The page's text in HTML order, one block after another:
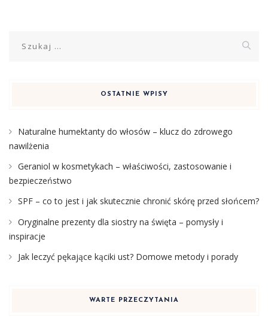
OSTATNIE WPISY
Naturalne humektanty do włosów – klucz do zdrowego
nawilżenia
Geraniol w kosmetykach – właściwości, zastosowanie i
bezpieczeństwo
SPF – co to jest i jak skutecznie chronić skórę przed słońcem?
Oryginalne prezenty dla siostry na święta – pomysły i
inspiracje
Jak leczyć pękające kąciki ust? Domowe metody i porady
WARTE PRZECZYTANIA